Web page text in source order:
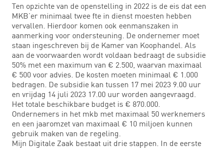
Ten opzichte van de openstelling in 2022 is de eis dat een
MKB’er minimaal twee fte in dienst moesten hebben
vervallen. Hierdoor komen ook eenmanszaken in
aanmerking voor ondersteuning. De ondernemer moet
staan ingeschreven bij de Kamer van Koophandel. Als
aan de voorwaarden wordt voldaan bedraagt de subsidie
50% met een maximum van € 2.500, waarvan maximaal
€ 500 voor advies. De kosten moeten minimaal € 1.000
bedragen. De subsidie kan tussen 17 mei 2023 9.00 uur
en vrijdag 14 juli 2023 17.00 uur worden aangevraagd.
Het totale beschikbare budget is € 870.000.
Ondernemers in het mkb met maximaal 50 werknemers
en een jaaromzet van maximaal € 10 miljoen kunnen
gebruik maken van de regeling.
Mijn Digitale Zaak bestaat uit drie stappen. In de eerste